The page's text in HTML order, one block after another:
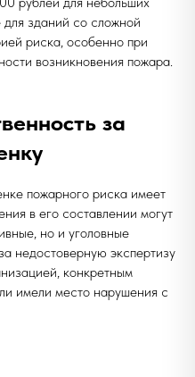
зданий со сложной
риска, особенно при
возникновения пожара.
за
пожарного риска имеет
в его составлении могут
но и уголовные
недостоверную экспертизу
конкретным
имели место нарушения с